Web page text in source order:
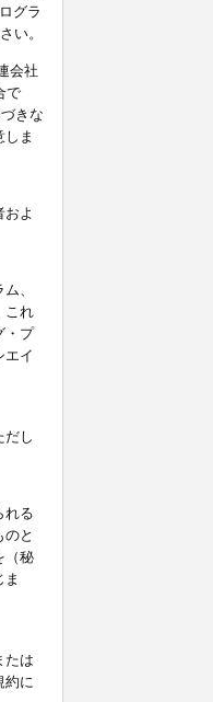
グラ
い。
会社
で
きな
ま
よ
、
これ
・プ
エイ
だし
れる
と
（秘
たは
約に